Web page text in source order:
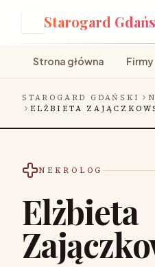
Starogard
Strona główna Firmy
STAROGARD GDAŃSKI
ELŻBIETA
NEKROLOG
Elżbieta